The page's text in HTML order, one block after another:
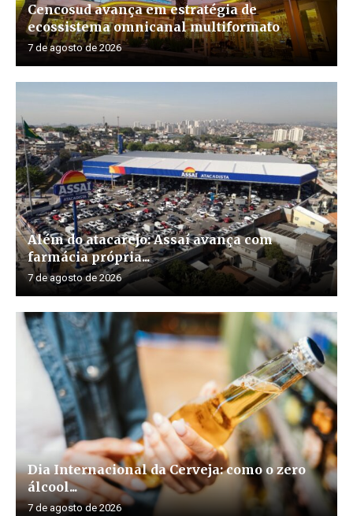
Cencosud avança em estratégia de
ecossistema omnicanal multiformato
7 de agosto de 2026
Além do atacarejo: Assaí avança com
farmácia própria...
7 de agosto de 2026
Dia Internacional da Cerveja: como o zero
álcool...
7 de agosto de 2026